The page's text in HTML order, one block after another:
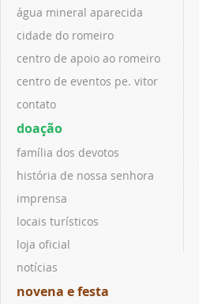
água mineral aparecida
cidade do romeiro
centro de apoio ao romeiro
centro de eventos pe. vitor
contato
doação
família dos devotos
história de nossa senhora
imprensa
locais turísticos
loja oficial
notícias
novena e festa